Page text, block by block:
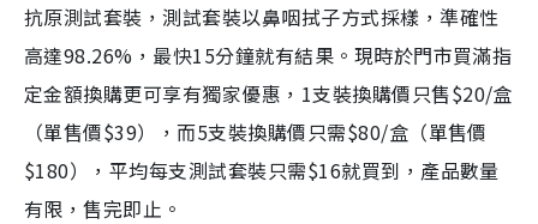
抗原測試套裝，測試套裝以鼻咽拭子方式採樣，準確性
高達98.26%，最快15分鐘就有結果。現時於門市買滿指
定金額換購更可享有獨家優惠，1支裝換購價只售$20/盒
（單售價$39），而5支裝換購價只需$80/盒（單售價
$180），平均每支測試套裝只需$16就買到，產品數量
有限，售完即止。